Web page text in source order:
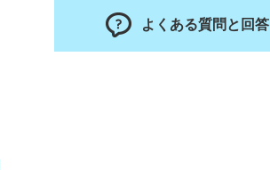
よくある質問と回答